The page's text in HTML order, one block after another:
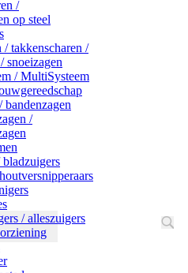
/
op steel
/ takkenscharen /
snoeizagen
/ MultiSysteem
/
/ alleszuigers